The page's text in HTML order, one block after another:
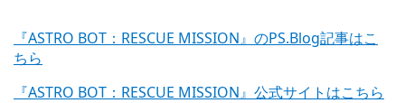
『ASTRO BOT：RESCUE MISSION』のPS.Blog記事はこ
ちら
『ASTRO BOT：RESCUE MISSION』公式サイトはこちら